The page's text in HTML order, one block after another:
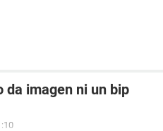
da imagen ni un bip